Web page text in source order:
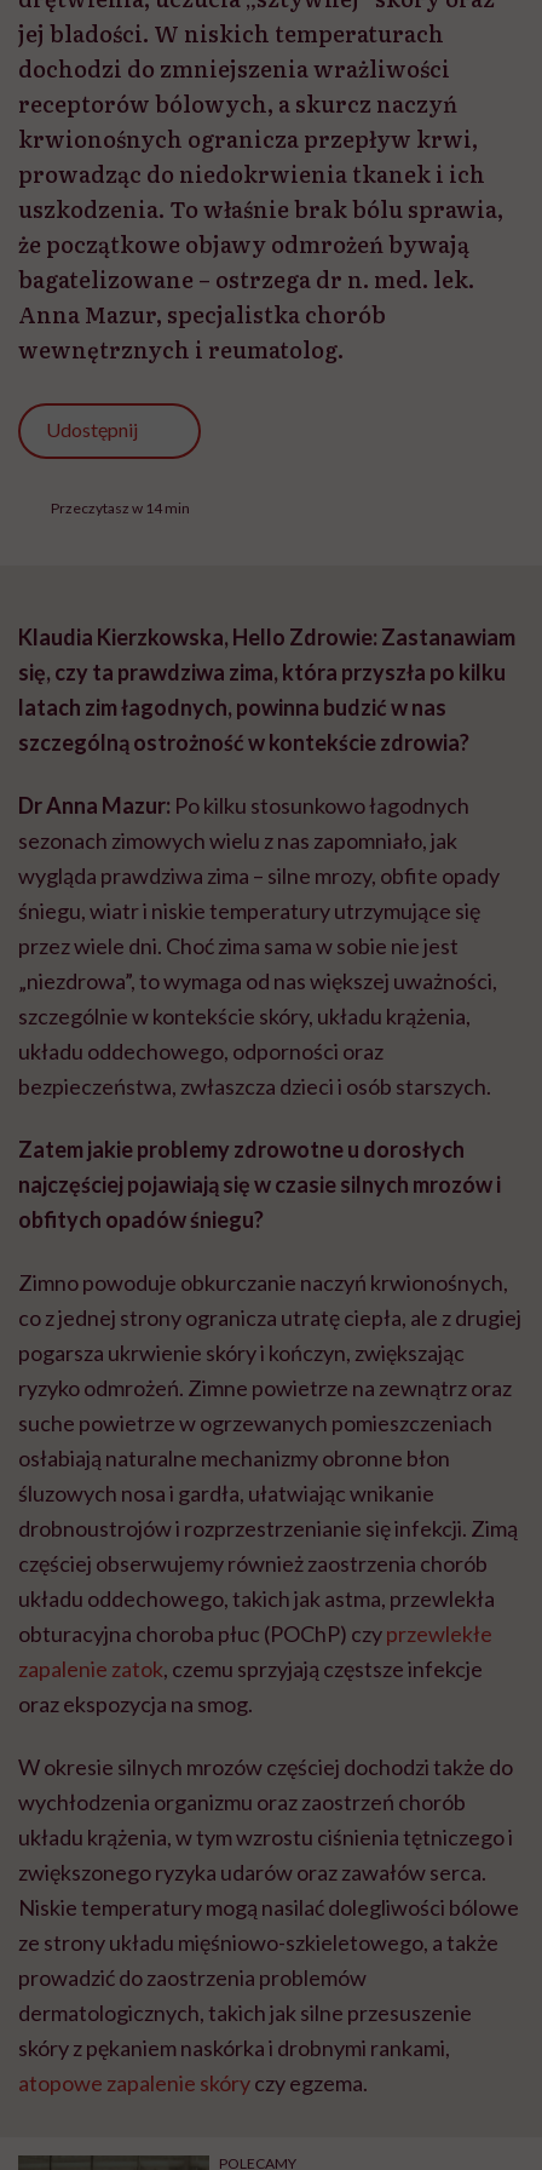
jej bladości. W niskich temperaturach
dochodzi do zmniejszenia wrażliwości
receptorów bólowych, a skurcz naczyń
krwionośnych ogranicza przepływ krwi,
prowadząc do niedokrwienia tkanek i ich
uszkodzenia. To właśnie brak bólu sprawia,
że początkowe objawy odmrożeń bywają
bagatelizowane – ostrzega dr n. med. lek.
Anna Mazur, specjalistka chorób
wewnętrznych i reumatolog.
Udostępnij
Przeczytasz w 14 min
Klaudia Kierzkowska, Hello Zdrowie: Zastanawiam
się, czy ta prawdziwa zima, która przyszła po kilku
latach zim łagodnych, powinna budzić w nas
szczególną ostrożność w kontekście zdrowia?
Dr Anna Mazur: Po kilku stosunkowo łagodnych
sezonach zimowych wielu z nas zapomniało, jak
wygląda prawdziwa zima – silne mrozy, obfite opady
śniegu, wiatr i niskie temperatury utrzymujące się
przez wiele dni. Choć zima sama w sobie nie jest
„niezdrowa”, to wymaga od nas większej uważności,
szczególnie w kontekście skóry, układu krążenia,
układu oddechowego, odporności oraz
bezpieczeństwa, zwłaszcza dzieci i osób starszych.
Zatem jakie problemy zdrowotne u dorosłych
najczęściej pojawiają się w czasie silnych mrozów i
obfitych opadów śniegu?
Zimno powoduje obkurczanie naczyń krwionośnych,
co z jednej strony ogranicza utratę ciepła, ale z drugiej
pogarsza ukrwienie skóry i kończyn, zwiększając
ryzyko odmrożeń. Zimne powietrze na zewnątrz oraz
suche powietrze w ogrzewanych pomieszczeniach
osłabiają naturalne mechanizmy obronne błon
śluzowych nosa i gardła, ułatwiając wnikanie
drobnoustrojów i rozprzestrzenianie się infekcji. Zimą
częściej obserwujemy również zaostrzenia chorób
układu oddechowego, takich jak astma, przewlekła
obturacyjna choroba płuc (POChP) czyprzewlekłe
zapalenie zatok, czemu sprzyjają częstsze infekcje
oraz ekspozycja na smog.
W okresie silnych mrozów częściej dochodzi także do
wychłodzenia organizmu oraz zaostrzeń chorób
układu krążenia, w tym wzrostu ciśnienia tętniczego i
zwiększonego ryzyka udarów oraz zawałów serca.
Niskie temperatury mogą nasilać dolegliwości bólowe
ze strony układu mięśniowo-szkieletowego, a także
prowadzić do zaostrzenia problemów
dermatologicznych, takich jak silne przesuszenie
skóry z pękaniem naskórka i drobnymi rankami,
atopowe zapalenie skóryczy egzema.
POLECAMY